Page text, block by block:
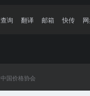
查询 翻译 邮箱 快传
中国价格协会